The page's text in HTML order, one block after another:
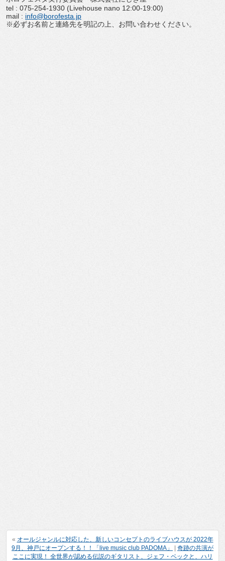
tel : 075-254-1930 (Livehouse nano 12:00-19:00)
mail : info@borofesta.jp
※必ずお名前と連絡先を明記の上、お問い合わせください。
« オールジャンルに対応した、新しいコンセプトのライブハウスが 2022年
9月、神戸にオープンする！！「live music club PADOMA」
奇跡の共演が
ここに実現！ 全世界が認める伝説のギタリスト、ジェフ・ベックと、ハリ